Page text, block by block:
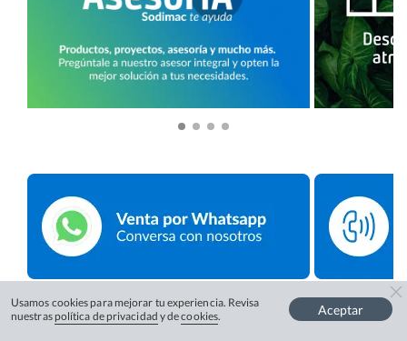
Usamos cookies para mejorar tu experiencia. Revisa
nuestras política de privacidad y decookies. Aceptar